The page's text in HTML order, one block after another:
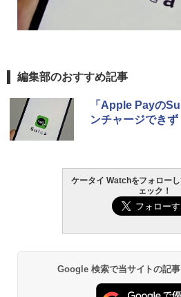
編集部のおすすめ記事
「Apple Payの
ンチャージできず
ケータイ Watchをフォロー
ェック！
Google 検索で当サイトの記